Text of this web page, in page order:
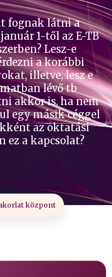
fognak látni a
1-től az E-TB
Lesz-e
a korábbi
illetve, lesz e
lévő tb
akkor is, ha nem
egy másik céggel
az oktatási
ez a kapcsolat?
központ